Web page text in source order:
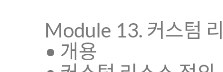
Module 13. 커스텀
• 개용